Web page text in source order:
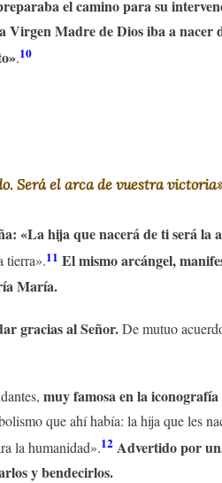
el camino para su
Virgen Madre de Dios iba a nacer
.10
Será el arca de vuestra
«La hija que nacerá de ti será la
tierra».11 El mismo arcángel,
María.
gracias al Señor.De mutuo
muy famosa en la iconografía
que ahí había: la hija que les
la humanidad».12 Advertido por
y bendecirlos.